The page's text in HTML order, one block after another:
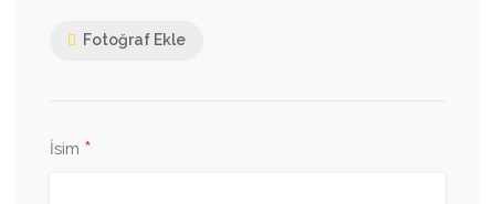
Fotoğraf Ekle
İsim *